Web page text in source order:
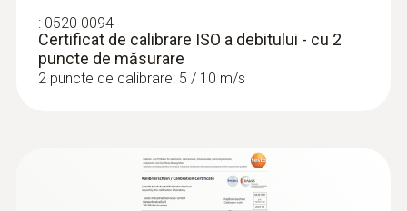
: 0520 0094
Certificat de calibrare ISO a debitului - cu 2
puncte de măsurare
2 puncte de calibrare: 5 / 10 m/s